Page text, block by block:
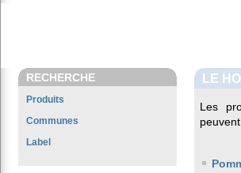
RECHERCHE
Produits
Communes
Label
LE
Les